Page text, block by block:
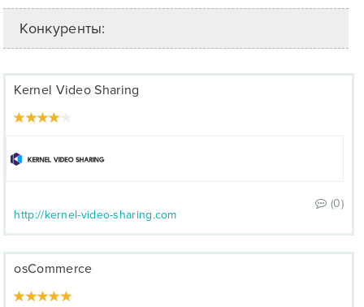
Конкуренты:
Kernel Video Sharing
(0)
http://kernel-video-sharing.com
osCommerce